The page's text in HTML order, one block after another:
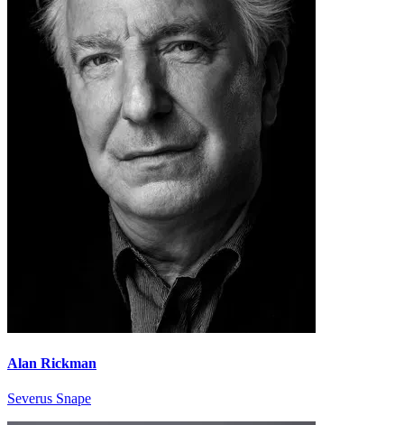
Alan Rickman
Severus Snape